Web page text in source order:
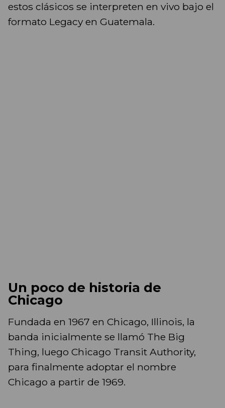
estos clásicos se interpreten en vivo bajo el
formato Legacy en Guatemala.
Un poco de historia de
Chicago
Fundada en 1967 en Chicago, Illinois, la
banda inicialmente se llamó The Big
Thing, luego Chicago Transit Authority,
para finalmente adoptar el nombre
Chicago a partir de 1969.